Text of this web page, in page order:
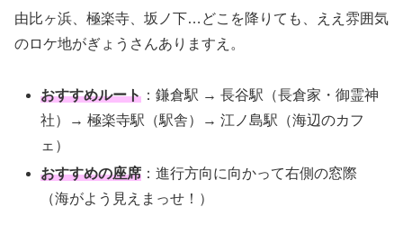
由比ヶ浜、極楽寺、坂ノ下…どこを降りても、ええ雰囲気
のロケ地がぎょうさんありますえ。
おすすめルート ：鎌倉駅 → 長谷駅（長倉家・御霊神
社）→ 極楽寺駅（駅舎）→ 江ノ島駅（海辺のカフ
ェ）
おすすめの座席 ：進行方向に向かって右側の窓際
（海がよう見えまっせ！）